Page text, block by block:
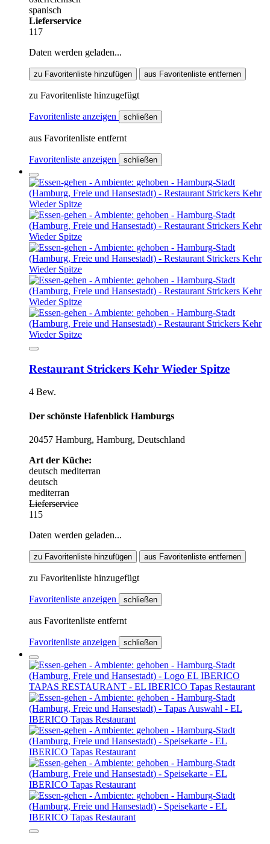
spanisch
Lieferservice
117
Daten werden geladen...
zu Favoritenliste hinzufügen aus Favoritenliste entfernen
zu Favoritenliste hinzugefügt
Favoritenliste anzeigen schließen
aus Favoritenliste entfernt
Favoritenliste anzeigen schließen
Restaurant Strickers Kehr Wieder Spitze
4 Bew.
Der schönste Hafenblick Hamburgs
20457 Hamburg, Hamburg, Deutschland
Art der Küche:
deutsch mediterran
deutsch
mediterran
Lieferservice
115
Daten werden geladen...
zu Favoritenliste hinzufügen aus Favoritenliste entfernen
zu Favoritenliste hinzugefügt
Favoritenliste anzeigen schließen
aus Favoritenliste entfernt
Favoritenliste anzeigen schließen